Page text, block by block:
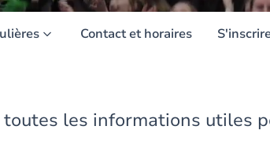
Contact et horaires
toutes les informations utiles